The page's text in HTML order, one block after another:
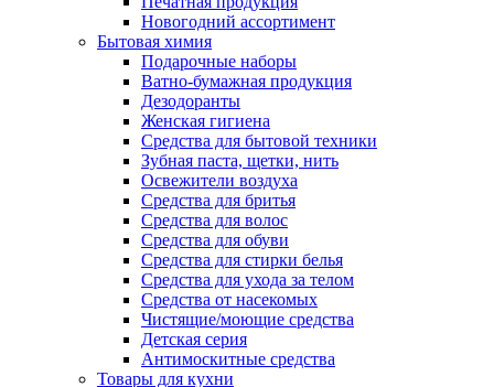
Новогодний ассортимент
Бытовая химия
Подарочные наборы
Ватно-бумажная продукция
Дезодоранты
Женская гигиена
Средства для бытовой техники
Зубная паста, щетки, нить
Освежители воздуха
Средства для бритья
Средства для волос
Средства для обуви
Средства для стирки белья
Средства для ухода за телом
Средства от насекомых
Чистящие/моющие средства
Детская серия
Антимоскитные средства
Товары для кухни